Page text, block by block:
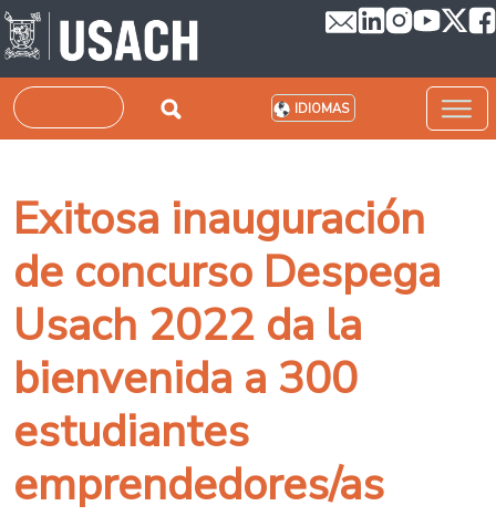
Pasar al contenido principal
Buscar IDIOMAS
Exitosa inauguración
de concurso Despega
Usach 2022 da la
bienvenida a 300
estudiantes
emprendedores/as